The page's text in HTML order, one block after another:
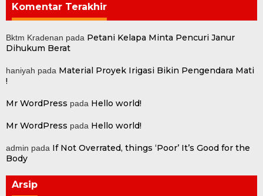
Komentar Terakhir
Bktm Kradenan pada Petani Kelapa Minta Pencuri Janur
Dihukum Berat
haniyah pada Material Proyek Irigasi Bikin Pengendara Mati
!
Mr WordPress pada Hello world!
Mr WordPress pada Hello world!
admin pada If Not Overrated, things ‘Poor’ It’s Good for the
Body
Arsip